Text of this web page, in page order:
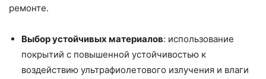
ремонте.
Выбор устойчивых материалов: использование
покрытий с повышенной устойчивостью к
воздействию ультрафиолетового излучения и влаги